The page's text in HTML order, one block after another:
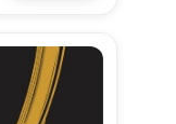
masculino.
de
y el